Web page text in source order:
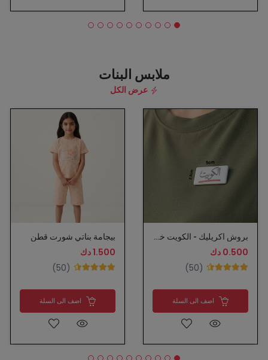
ملابس البنات
عرض الكل
بروش اكريليك - الكويت خط احمر
0.500 دك
(50)
اضف الى السلة
بيجامة بناتي شورت قطن
1.500 دك
(50)
اضف الى السلة